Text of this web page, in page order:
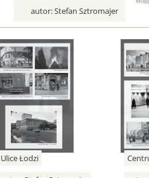
autor:Stefan Sztromajer
Ulice Łodzi